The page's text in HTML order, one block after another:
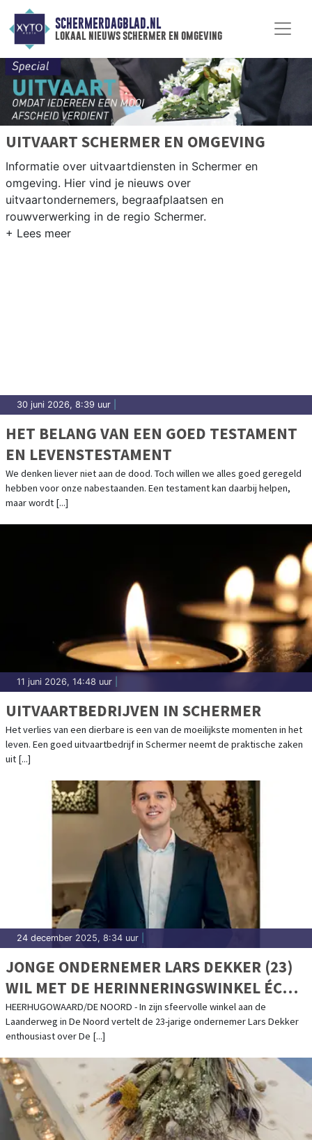
SCHERMERDAGBLAD.NL
lokaal nieuws schermer en omgeving
UITVAART SCHERMER EN OMGEVING
Informatie over uitvaartdiensten in Schermer en
omgeving. Hier vind je nieuws over
uitvaartondernemers, begraafplaatsen en
rouwverwerking in de regio Schermer.
30 juni 2026, 8:39 uur
HET BELANG VAN EEN GOED TESTAMENT
EN LEVENSTESTAMENT
We denken liever niet aan de dood. Toch willen we alles goed geregeld
hebben voor onze nabestaanden. Een testament kan daarbij helpen,
maar wordt [...]
11 juni 2026, 14:48 uur
UITVAARTBEDRIJVEN IN SCHERMER
Het verlies van een dierbare is een van de moeilijkste momenten in het
leven. Een goed uitvaartbedrijf in Schermer neemt de praktische zaken
uit [...]
24 december 2025, 8:34 uur
JONGE ONDERNEMER LARS DEKKER (23)
WIL MET DE HERINNERINGSWINKEL ÉCHT
IETS BETEKENEN VOOR MENSEN
HEERHUGOWAARD/DE NOORD - In zijn sfeervolle winkel aan de
Laanderweg in De Noord vertelt de 23-jarige ondernemer Lars Dekker
enthousiast over De [...]